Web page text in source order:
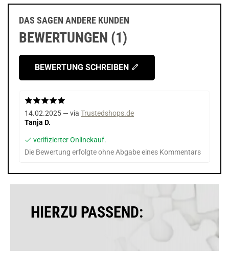
DAS SAGEN ANDERE KUNDEN
BEWERTUNGEN (1)
BEWERTUNG SCHREIBEN
14.02.2025 — via Trustedshops.de
Tanja D.
verifizierter Onlinekauf.
Die Bewertung erfolgte ohne Abgabe eines Kommentars
HIERZU PASSEND: